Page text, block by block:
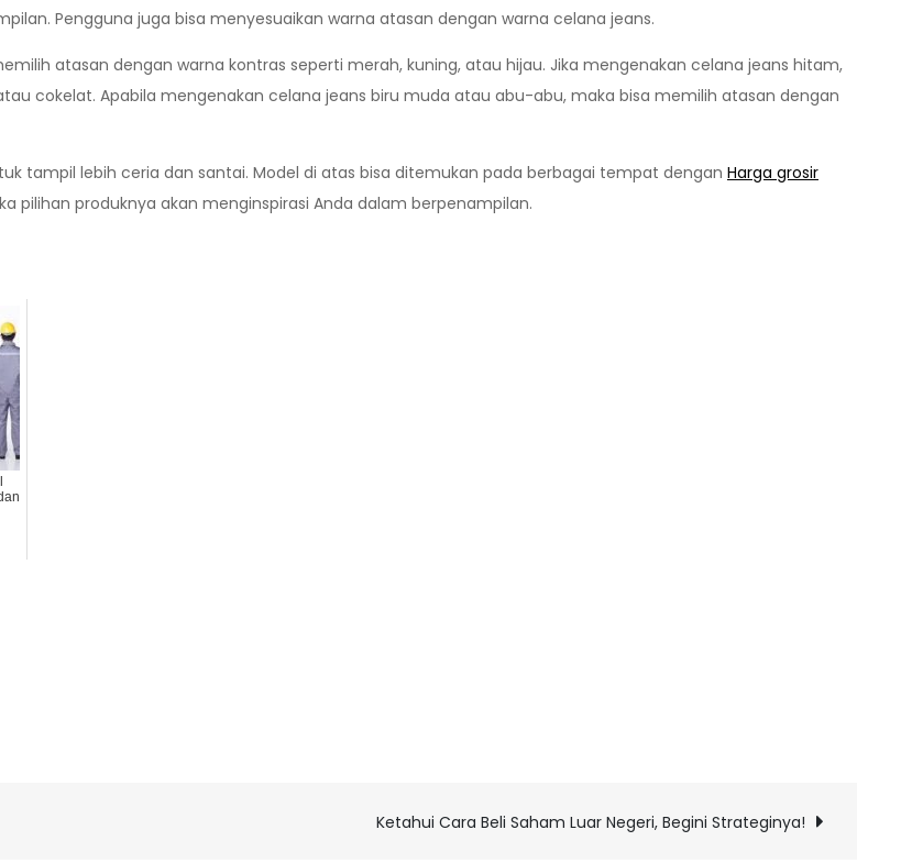
Pengguna juga bisa menyesuaikan warna atasan dengan warna celana jeans.
atasan dengan warna kontras seperti merah, kuning, atau hijau. Jika mengenakan celana jeans hitam,
cokelat. Apabila mengenakan celana jeans biru muda atau abu-abu, maka bisa memilih atasan dengan
tampil lebih ceria dan santai. Model di atas bisa ditemukan pada berbagai tempat dengan Harga grosir
pilihan produknya akan menginspirasi Anda dalam berpenampilan.
Ketahui Cara Beli Saham Luar Negeri, Begini Strateginya!